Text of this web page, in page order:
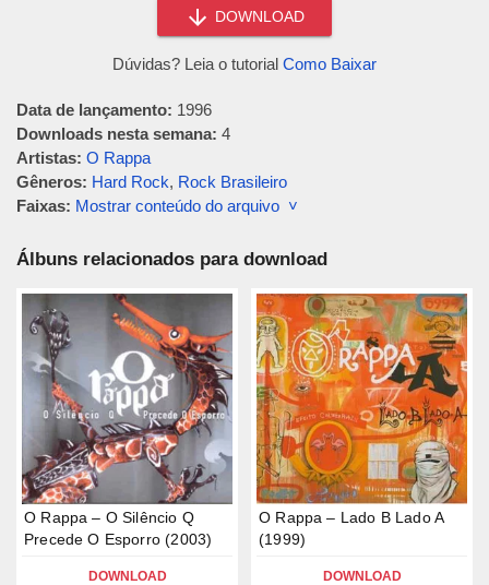
DOWNLOAD
Dúvidas? Leia o tutorial Como Baixar
Data de lançamento: 1996
Downloads nesta semana: 4
Artistas: O Rappa
Gêneros: Hard Rock, Rock Brasileiro
Faixas: Mostrar conteúdo do arquivo ˅
Álbuns relacionados para download
O Rappa – O Silêncio Q
Precede O Esporro (2003)
DOWNLOAD
O Rappa – Lado B Lado A
(1999)
DOWNLOAD